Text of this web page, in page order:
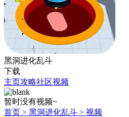
黑洞进化乱斗
下载
主页攻略社区视频
暂时没有视频~
首页 > 黑洞进化乱斗 > 视频